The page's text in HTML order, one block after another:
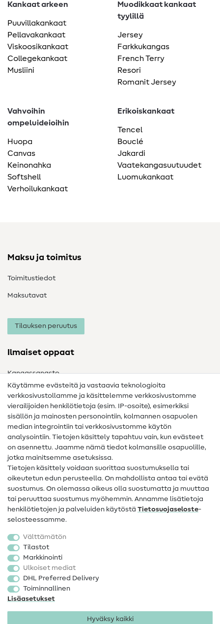
Kankaat arkeen
Puuvillakankaat
Pellavakankaat
Viskoosikankaat
Collegekankaat
Musliini
Muodikkaat kankaat
tyylillä
Jersey
Farkkukangas
French Terry
Resori
Romanit Jersey
Vahvoihin
ompeluideioihin
Huopa
Canvas
Keinonahka
Softshell
Verhoilukankaat
Erikoiskankaat
Tencel
Bouclé
Jakardi
Vaatekangasuutuudet
Luomukankaat
Maksu ja toimitus
Toimitustiedot
Maksutavat
Tilauksen peruutus
Ilmaiset oppaat
Kangassanasto
Ompelusanasto
Ompeluohjeet
Apua ja yhteystiedot
Yhteystiedot
Tietoa omistajanvaihdoksesta
Peruutusoikeus
Suosittu
Kankaat
Ompelutarvikkeet
Ale
Käytämme evästeitä ja vastaavia teknologioita
verkkosivustollamme ja käsittelemme verkkosivustomme
vierailijoiden henkilötietoja (esim. IP-osoite), esimerkiksi
sisällön ja mainosten personointiin, kolmannen osapuolen
median integrointiin tai verkkosivustomme käytön
analysointiin. Tietojen käsittely tapahtuu vain, kun evästeet
on asennettu. Jaamme nämä tiedot kolmansille osapuolille,
jotka mainitsemme asetuksissa.
Tietojen käsittely voidaan suorittaa suostumuksella tai
oikeutetun edun perusteella. On mahdollista antaa tai evätä
suostumus. On olemassa oikeus olla suostumatta ja muuttaa
tai peruuttaa suostumus myöhemmin. Annamme lisätietoja
henkilötietojen ja palveluiden käytöstä Tietosuojaseloste-
selosteessamme.
Välttämätön
Tilastot
Markkinointi
Ulkoiset mediat
DHL Preferred Delivery
Toiminnallinen
Lisäasetukset
Hyväksy kaikki